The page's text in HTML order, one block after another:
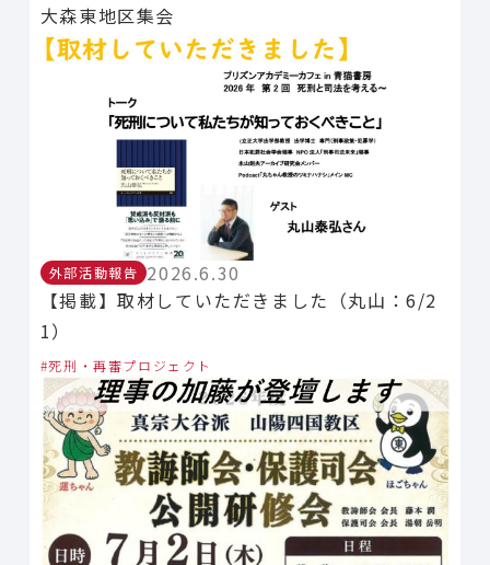
大森東地区集会
外部活動報告 2026.6.30
【掲載】取材していただきました（丸山：6/2
1）
死刑・再審プロジェクト